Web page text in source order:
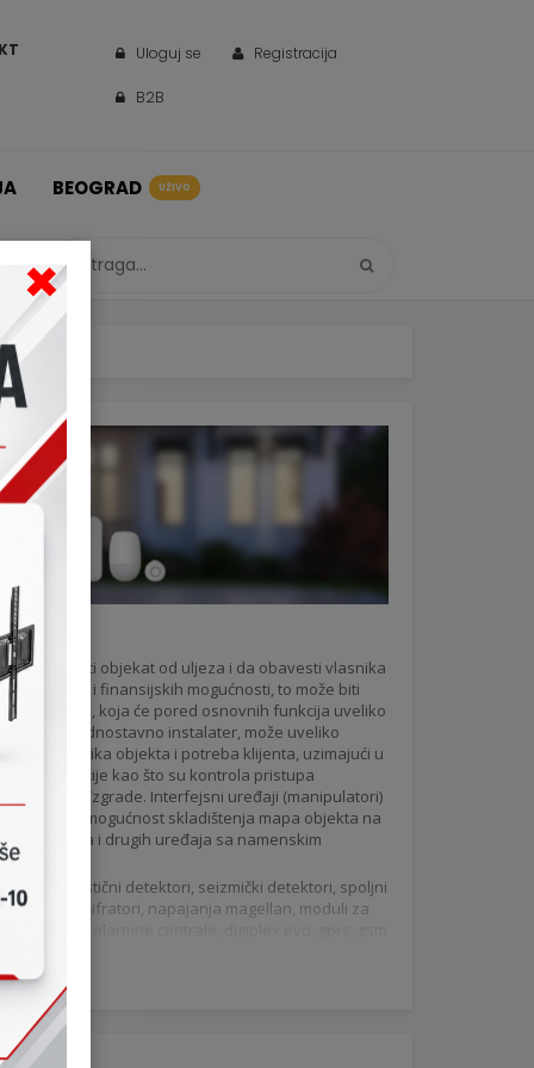
Uloguj se Registracija
B2B
BEOGRAD UŽIVO
da zaštiti objekat od uljeza i da obavesti vlasnika
zahteva i finansijskih mogućnosti, to može biti
struktura, koja će pored osnovnih funkcija uveliko
ili jednostavno instalater, može uveliko
objekta i potreba klijenta, uzimajući u
funkcije kao što su kontrola pristupa
kuće/zgrade. Interfejsni uređaji (manipulatori)
imaju mogućnost skladištenja mapa objekta na
telefona i drugih uređaja sa namenskim
akustični detektori, seizmički detektori, spoljni
centrale, šifratori, napajanja magellan, moduli za
×